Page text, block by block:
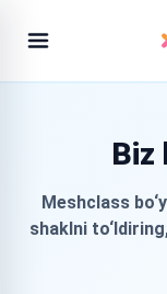
Biz
Meshclass
shaklni